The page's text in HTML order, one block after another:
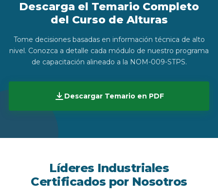
Descarga el Temario Completo
del Curso de Alturas
Tome decisiones basadas en información técnica de alto
nivel. Conozca a detalle cada módulo de nuestro programa
de capacitación alineado a la NOM-009-STPS.
Descargar Temario en PDF
Líderes Industriales
Certificados por Nosotros